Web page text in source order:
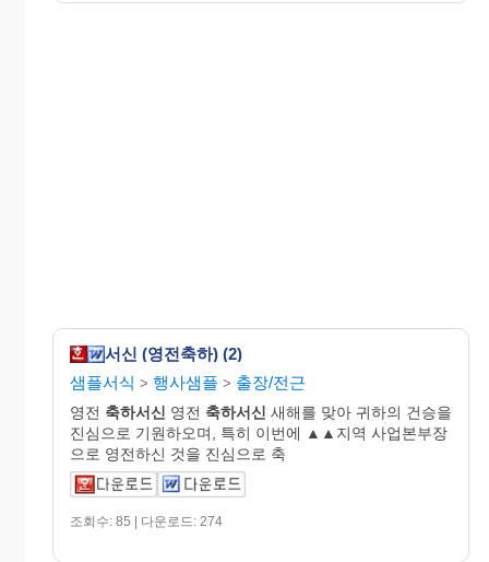
서신 (영전축하) (2)
샘플서식 > 행사샘플 > 출장/전근
영전 축하서신 영전 축하서신 새해를 맞아 귀하의 건승을
진심으로 기원하오며, 특히 이번에 ▲▲지역 사업본부장
으로 영전하신 것을 진심으로 축
조회수: 85 | 다운로드: 274